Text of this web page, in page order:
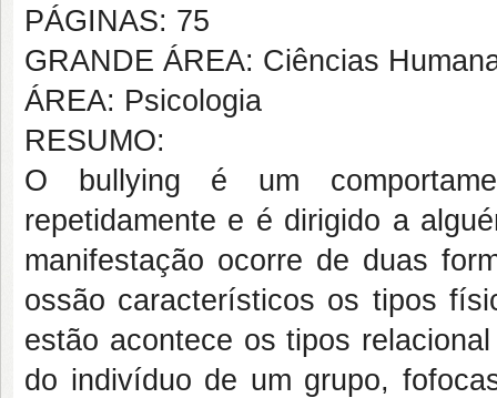
PÁGINAS: 75
GRANDE ÁREA: Ciências
ÁREA: Psicologia
RESUMO:
O bullying é um
repetidamente e é dirigido a
manifestação ocorre de duas
ossão característicos os tipos
estão acontece os tipos
do indivíduo de um grupo,